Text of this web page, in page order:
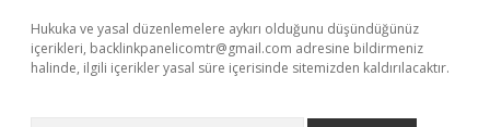
Hukuka ve yasal düzenlemelere aykırı olduğunu düşündüğünüz
içerikleri, backlinkpanelicomtr@gmail.com adresine bildirmeniz
halinde, ilgili içerikler yasal süre içerisinde sitemizden kaldırılacaktır.